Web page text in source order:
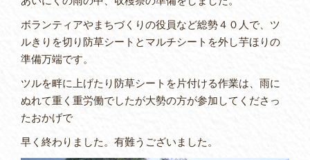
アクセス
ボランティアやまちづくりの役員など総勢４０人で、ツ
ルきりを切り防草シートとマルチシートを外し芋ほりの
準備万端です。
ツルを畔に上げたり防草シートを片付ける作業は、雨に
ぬれて重く重労働でしたが大勢の方が参加してくださっ
たおかげで
早く終わりました。有難うございました。